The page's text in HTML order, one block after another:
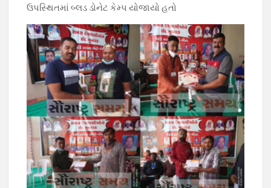
ઉપસ્થિતમાં બ્લડ ડોનેટ કેમ્પ યોજાયો હતો